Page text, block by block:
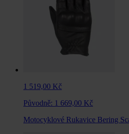
1 519,00 Kč
Původně: 1 669,00 Kč
Motocyklové Rukavice Bering